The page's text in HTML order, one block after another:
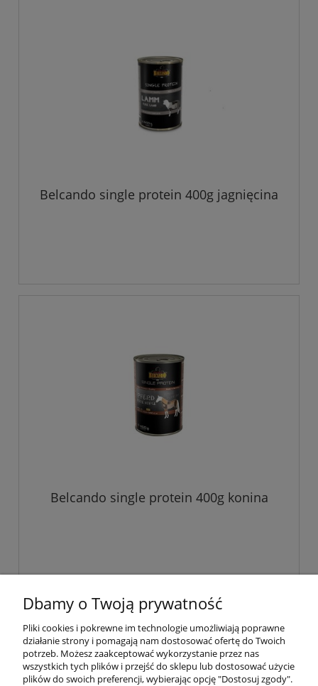
Belcando single protein 400g jagnięcina
Belcando single protein 400g konina
« 1 2 3 »
Pomoc
Moje konto
Dbamy o Twoją prywatność
Pliki cookies i pokrewne im technologie umożliwiają poprawne
działanie strony i pomagają nam dostosować ofertę do Twoich
potrzeb. Możesz zaakceptować wykorzystanie przez nas
wszystkich tych plików i przejść do sklepu lub dostosować użycie
plików do swoich preferencji, wybierając opcję "Dostosuj zgody".